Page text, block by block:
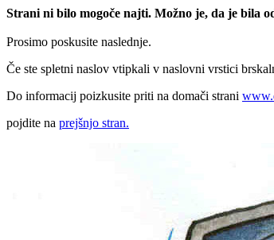
Strani ni bilo mogoče najti. Možno je, da je bila
Prosimo poskusite naslednje.
Če ste spletni naslov vtipkali v naslovni vrstici
Do informacij poizkusite priti na domači strani
pojdite na prejšnjo stran.